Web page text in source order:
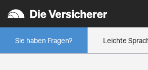
Leichte
Sie haben Fragen?
Wer versichert was: Jetzt Versicherer finden
Regionalklassen: So ist Ihre Region
Wer versichert was: Jetzt Versicherer